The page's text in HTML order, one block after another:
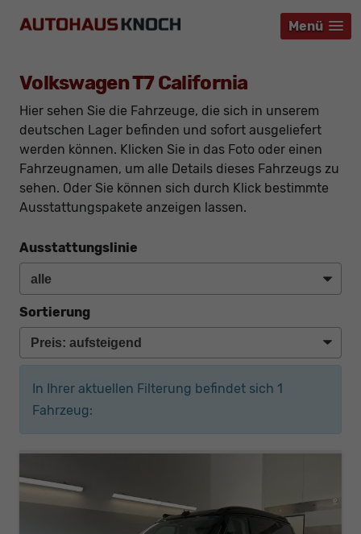
Menü
Menü
Menü
Volkswagen T7 California
Hier sehen Sie die Fahrzeuge, die sich in unserem
deutschen Lager befinden und sofort ausgeliefert
werden können. Klicken Sie in das Foto oder einen
Fahrzeugnamen, um alle Details dieses Fahrzeugs zu
sehen. Oder Sie können sich durch Klick bestimmte
Ausstattungspakete anzeigen lassen.
Ausstattungslinie
Sortierung
In Ihrer aktuellen Filterung befindet sich 1
Fahrzeug: